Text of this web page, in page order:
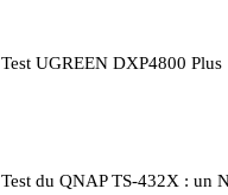
Test UGREEN DXP4800 Plus
Test du QNAP TS-432X : un